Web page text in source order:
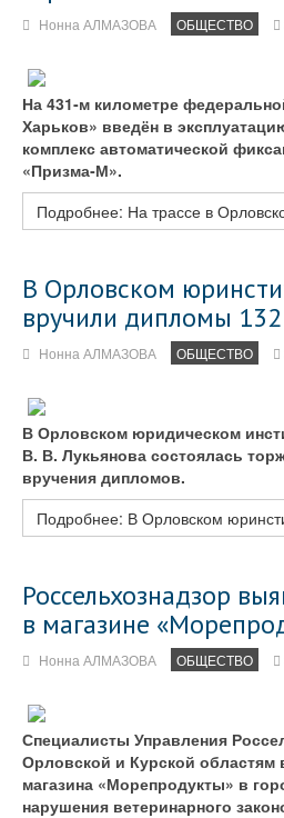
Нонна АЛМАЗОВА ОБЩЕСТВО
На 431‑м километре
Харьков» введён в
комплекс автоматической
«Призма‑М».
Подробнее: На трассе в
В Орловском
вручили дипломы
Нонна АЛМАЗОВА ОБЩЕСТВО
В Орловском юридическом
В. В. Лукьянова состоялась
вручения дипломов.
Подробнее: В Орловском
Россельхознадзор
в магазине
Нонна АЛМАЗОВА ОБЩЕСТВО
Специалисты Управления
Орловской и Курской областям
магазина «Морепродукты» в
нарушения ветеринарного